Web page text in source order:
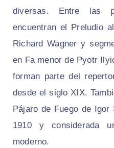
diversas. Entre las
encuentran el Preludio
Richard Wagner y
en Fa menor de Pyotr
forman parte del
desde el siglo XIX.
Pájaro de Fuego de
1910 y considerada
moderno.